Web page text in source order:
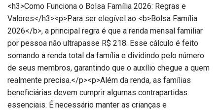
<h3>Como Funciona o Bolsa Família 2026: Regras e
Valores</h3><p>Para ser elegível ao <b>Bolsa Família
2026</b>, a principal regra é que a renda mensal familiar
por pessoa não ultrapasse R$ 218. Esse cálculo é feito
somando a renda total da família e dividindo pelo número
de seus membros, garantindo que o auxílio chegue a quem
realmente precisa.</p><p>Além da renda, as famílias
beneficiárias devem cumprir algumas contrapartidas
essenciais. É necessário manter as crianças e